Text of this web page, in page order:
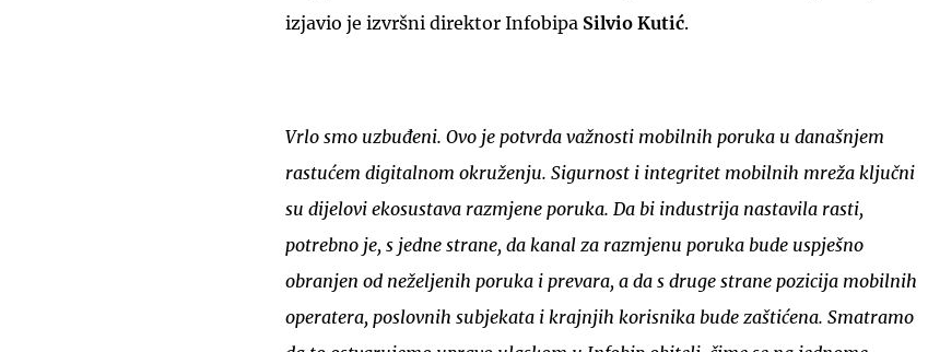
izjavio je izvršni direktor Infobipa Silvio Kutić.
Vrlo smo uzbuđeni. Ovo je potvrda važnosti mobilnih poruka u današnjem
rastućem digitalnom okruženju. Sigurnost i integritet mobilnih mreža ključni
su dijelovi ekosustava razmjene poruka. Da bi industrija nastavila rasti,
potrebno je, s jedne strane, da kanal za razmjenu poruka bude uspješno
obranjen od neželjenih poruka i prevara, a da s druge strane pozicija mobilnih
operatera, poslovnih subjekata i krajnjih korisnika bude zaštićena. Smatramo